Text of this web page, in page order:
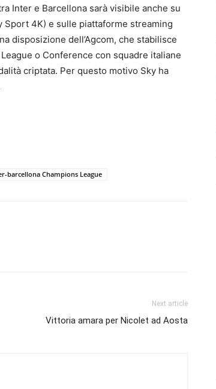
Inter e Barcellona sarà visibile anche su
Sport 4K) e sulle piattaforme streaming
disposizione dell’Agcom, che stabilisce
o Conference con squadre italiane
criptata. Per questo motivo Sky ha
barcellona Champions League
Next article
Vittoria amara per Nicolet ad Aosta